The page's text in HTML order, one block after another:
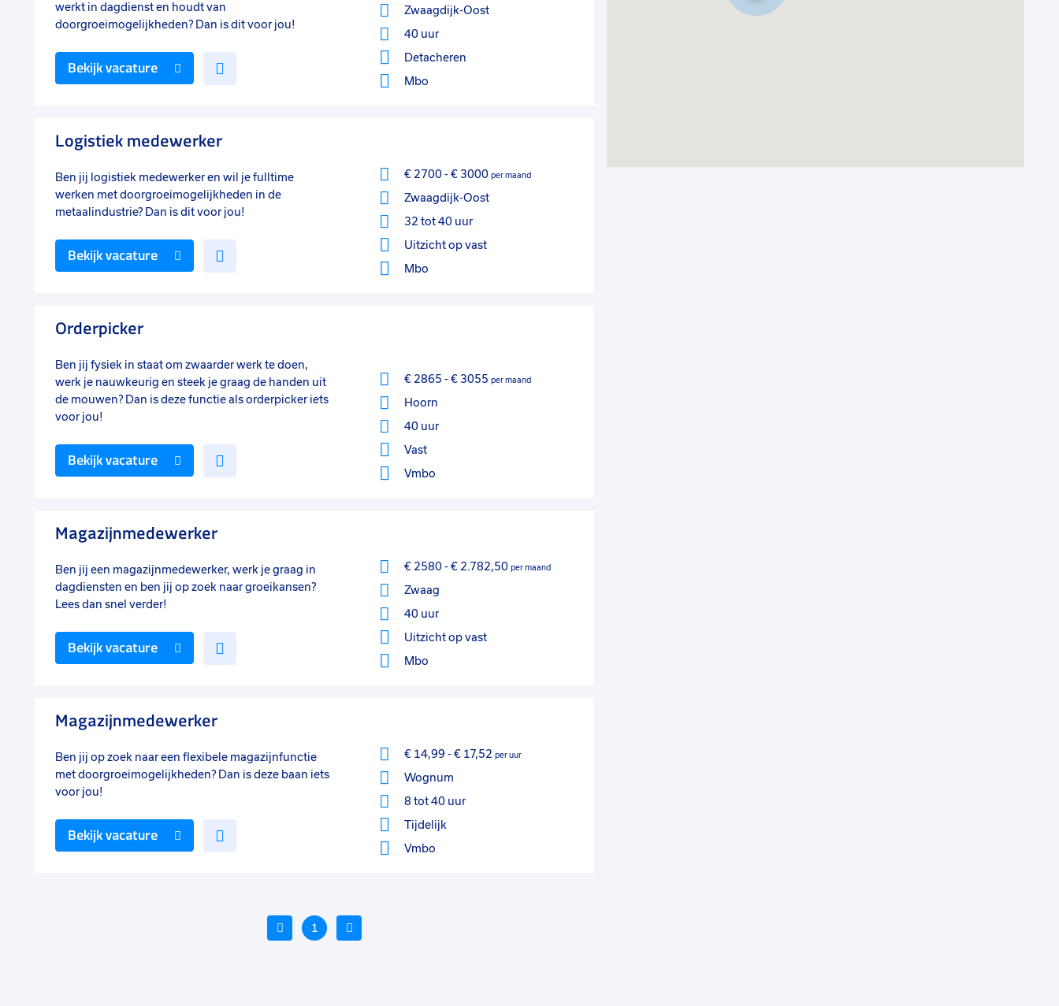
werkt in dagdienst en houdt van
doorgroeimogelijkheden? Dan is dit voor jou!
Zwaagdijk-Oost
40 uur
Detacheren
Mbo
Bekijk vacature
Logistiek medewerker
Ben jij logistiek medewerker en wil je fulltime
werken met doorgroeimogelijkheden in de
metaalindustrie? Dan is dit voor jou!
€ 2700- € 3000 per maand
Zwaagdijk-Oost
32 tot 40 uur
Uitzicht op vast
Mbo
Bekijk vacature
Orderpicker
Ben jij fysiek in staat om zwaarder werk te doen,
werk je nauwkeurig en steek je graag de handen uit
de mouwen? Dan is deze functie als orderpicker iets
voor jou!
€ 2865 - € 3055 per maand
Hoorn
40 uur
Vast
Vmbo
Bekijk vacature
Magazijnmedewerker
Ben jij een magazijnmedewerker, werk je graag in
dagdiensten en ben jij op zoek naar groeikansen?
Lees dan snel verder!
€ 2580- € 2.782,50 per maand
Zwaag
40 uur
Uitzicht op vast
Mbo
Bekijk vacature
Magazijnmedewerker
Ben jij op zoek naar een flexibele magazijnfunctie
met doorgroeimogelijkheden? Dan is deze baan iets
voor jou!
€ 14,99 - € 17,52 per uur
Wognum
8 tot 40 uur
Tijdelijk
Vmbo
Bekijk vacature
Vorige
1